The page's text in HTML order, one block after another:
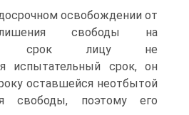
освобождении от
свободы на
срок лицу не
испытательный срок, он
оставшейся неотбытой
свободы, поэтому его